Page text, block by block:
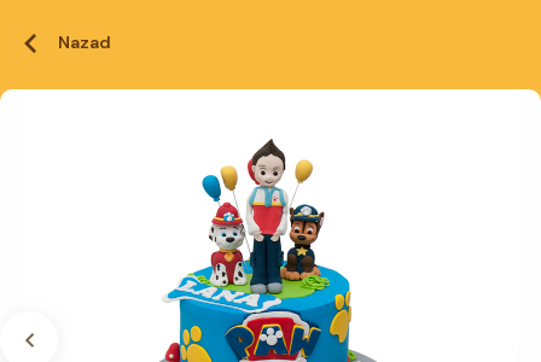
Nazad